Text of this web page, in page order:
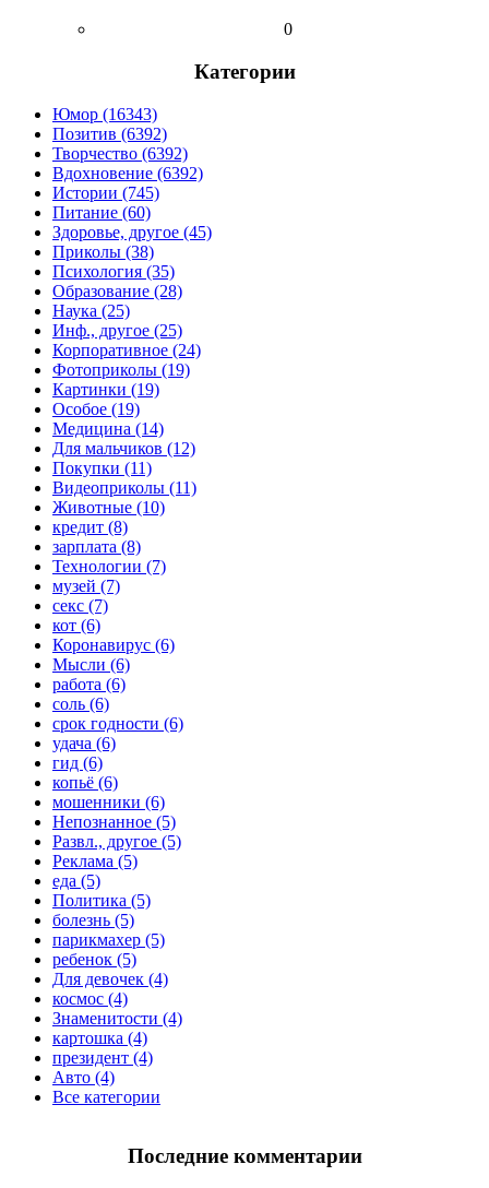
0
Категории
Юмор (16343)
Позитив (6392)
Творчество (6392)
Вдохновение (6392)
Истории (745)
Питание (60)
Здоровье, другое (45)
Приколы (38)
Психология (35)
Образование (28)
Наука (25)
Инф., другое (25)
Корпоративное (24)
Фотоприколы (19)
Картинки (19)
Особое (19)
Медицина (14)
Для мальчиков (12)
Покупки (11)
Видеоприколы (11)
Животные (10)
кредит (8)
зарплата (8)
Технологии (7)
музей (7)
секс (7)
кот (6)
Коронавирус (6)
Мысли (6)
работа (6)
соль (6)
срок годности (6)
удача (6)
гид (6)
копьё (6)
мошенники (6)
Непознанное (5)
Развл., другое (5)
Реклама (5)
еда (5)
Политика (5)
болезнь (5)
парикмахер (5)
ребенок (5)
Для девочек (4)
космос (4)
Знаменитости (4)
картошка (4)
президент (4)
Авто (4)
Все категории
Последние комментарии